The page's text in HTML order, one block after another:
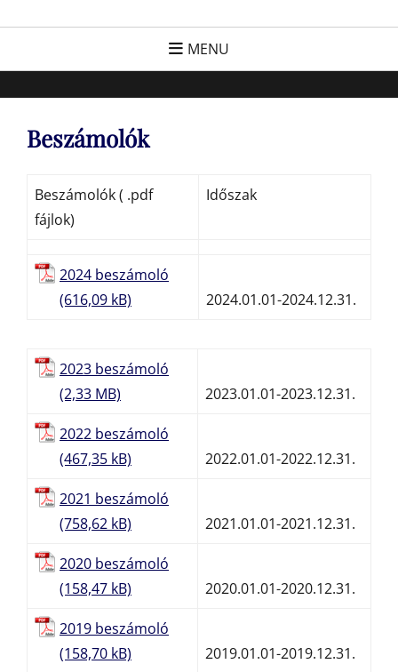
FC Hatvan
Egyesület a hatvani labdarúgásért, sportért!
MENU
Beszámolók
Beszámolók ( .pdf
fájlok)
Időszak
2024 beszámoló
2024.01.01-2024.12.31.
2023 beszámoló
2023.01.01-2023.12.31.
2022 beszámoló
2022.01.01-2022.12.31.
2021 beszámoló
2021.01.01-2021.12.31.
2020 beszámoló
2020.01.01-2020.12.31.
2019 beszámoló
2019.01.01-2019.12.31.